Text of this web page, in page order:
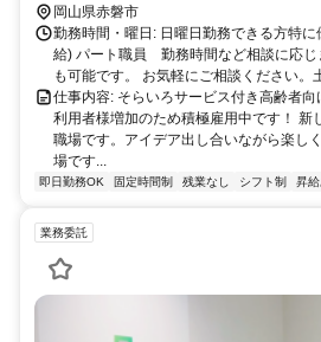
岡山県赤磐市
勤務時間・曜日: 日曜日勤務できる方特
給) パート職員 勤務時間など相談に応
も可能です。 お気軽にご相談ください。
仕事内容: そらいろサービス付き高齢者
利用者様増加のため積極雇用中です！ 新
職場です。アイデア出し合いながら楽し
場です...
即日勤務OK 固定時間制 残業なし シフト制 昇給
業務委託